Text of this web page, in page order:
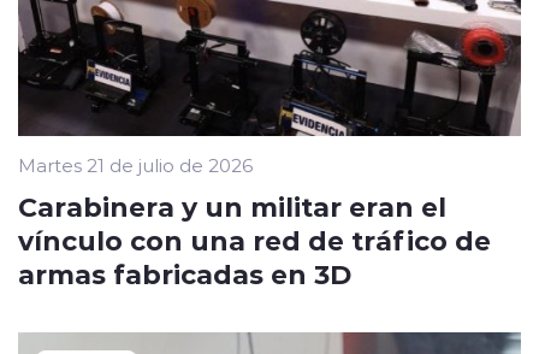
Martes 21 de julio de 2026
Carabinera y un militar eran el
vínculo con una red de tráfico de
armas fabricadas en 3D